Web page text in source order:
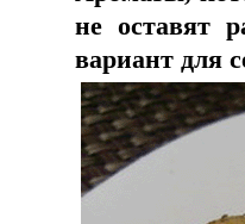
не оставят
вариант для